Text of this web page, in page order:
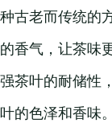
古老而传统的
香气，让茶味
茶叶的耐储性
的色泽和香味。